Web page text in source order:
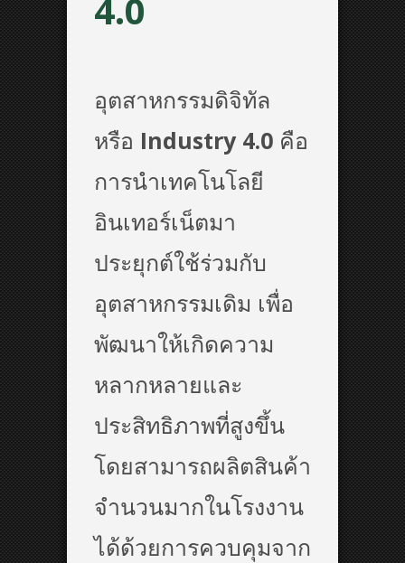
4.0
อุตสาหกรรมดิจิทัล
หรือ Industry 4.0 คือ
การนำเทคโนโลยี
อินเทอร์เน็ตมา
ประยุกต์ใช้ร่วมกับ
อุตสาหกรรมเดิม เพื่อ
พัฒนาให้เกิดความ
หลากหลายและ
ประสิทธิภาพที่สูงขึ้น
โดยสามารถผลิตสินค้า
จำนวนมากในโรงงาน
ได้ด้วยการควบคุมจาก